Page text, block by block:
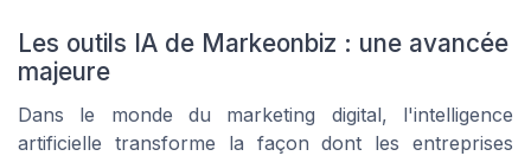
Les outils IA de Markeonbiz : une avancée
majeure
Dans le monde du marketing digital, l'intelligence
artificielle transforme la façon dont les entreprises